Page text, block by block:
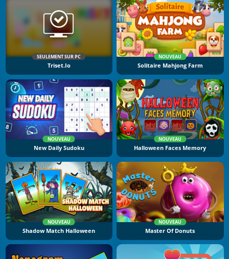
SEULEMENT SUR PC
Triset.io
NOUVEAU
Solitaire Mahjong Farm
NOUVEAU
New Daily Sudoku
NOUVEAU
Halloween Faces Memory
NOUVEAU
Shadow Match Halloween
NOUVEAU
Master Of Donuts